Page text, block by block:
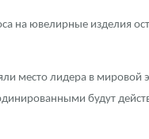
на ювелирные изделия
место лидера в мировой
будут